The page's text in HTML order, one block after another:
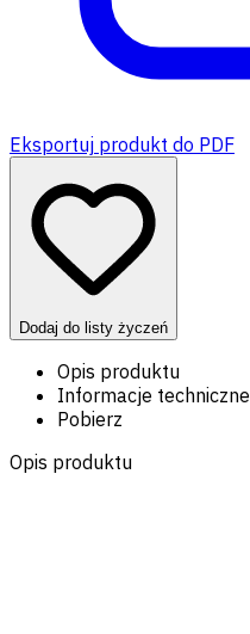
Eksportuj produkt do PDF
Dodaj do listy życzeń
Opis produktu
Informacje techniczne
Pobierz
Opis produktu